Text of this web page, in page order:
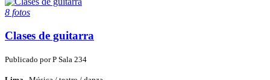
8 fotos
Clases de guitarra
Publicado porP Sala 234